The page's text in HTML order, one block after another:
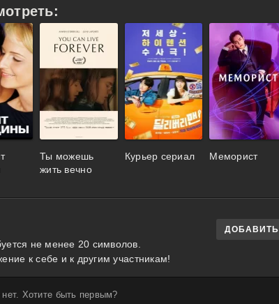
Ты можешь
жить вечно
Курьер сериал Меморист
не менее 20 символов.
к себе и к другим участникам!
ДОБАВИТЬ
Хотите быть первым?